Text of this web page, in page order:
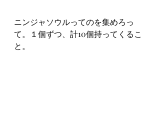
ニンジャソウルってのを集めろっ
て。１個ずつ、計10個持ってくるこ
と。